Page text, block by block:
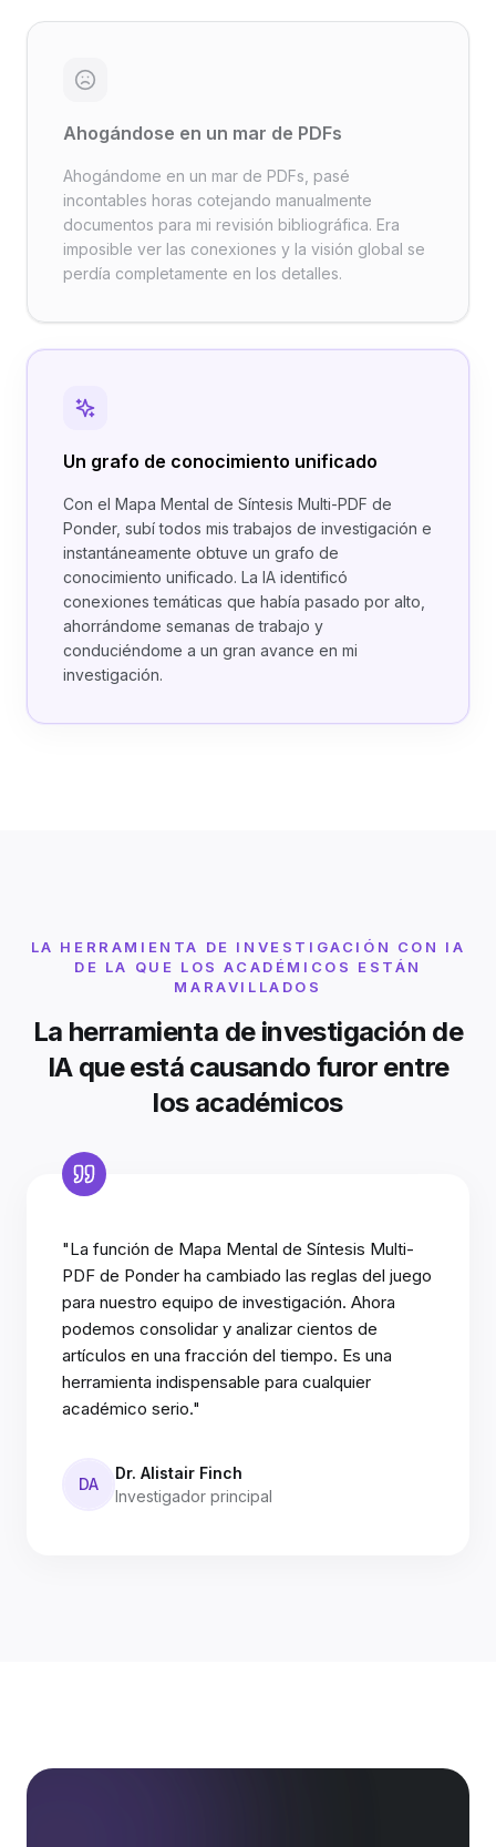
Ahogándose en un mar de PDFs
Ahogándome en un mar de PDFs, pasé
incontables horas cotejando manualmente
documentos para mi revisión bibliográfica. Era
imposible ver las conexiones y la visión global se
perdía completamente en los detalles.
Un grafo de conocimiento unificado
Con el Mapa Mental de Síntesis Multi-PDF de
Ponder, subí todos mis trabajos de investigación e
instantáneamente obtuve un grafo de
conocimiento unificado. La IA identificó
conexiones temáticas que había pasado por alto,
ahorrándome semanas de trabajo y
conduciéndome a un gran avance en mi
investigación.
LA HERRAMIENTA DE INVESTIGACIÓN CON IA
DE LA QUE LOS ACADÉMICOS ESTÁN
MARAVILLADOS
La herramienta de investigación de
IA que está causando furor entre
los académicos
"La función de Mapa Mental de Síntesis Multi-
PDF de Ponder ha cambiado las reglas del juego
para nuestro equipo de investigación. Ahora
podemos consolidar y analizar cientos de
artículos en una fracción del tiempo. Es una
herramienta indispensable para cualquier
académico serio."
DA
Dr. Alistair Finch
Investigador principal